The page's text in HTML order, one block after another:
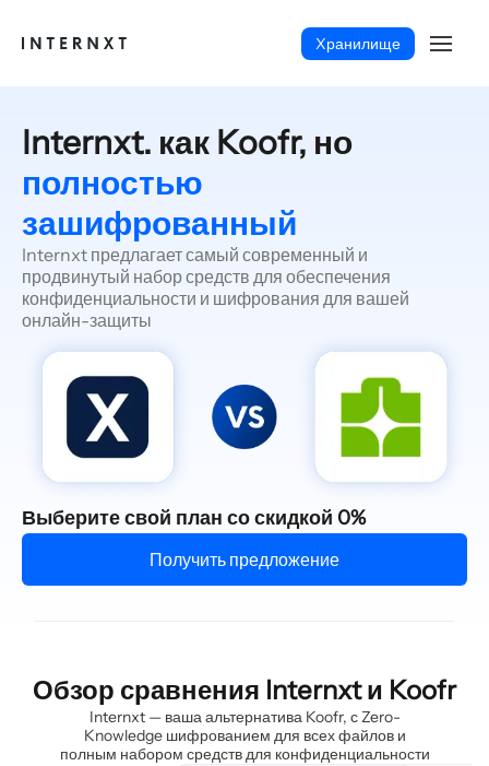
Xранилище
Русский (RU)
Internxt. как Koofr, но
полностью
зашифрованный
Internxt предлагает самый современный и
продвинутый набор средств для обеспечения
конфиденциальности и шифрования для вашей
онлайн-защиты
Выберите свой план со скидкой 0%
Получить предложение
Обзор сравнения Internxt и Koofr
Internxt — ваша альтернатива Koofr, с Zero-
Knowledge шифрованием для всех файлов и
полным набором средств для конфиденциальности